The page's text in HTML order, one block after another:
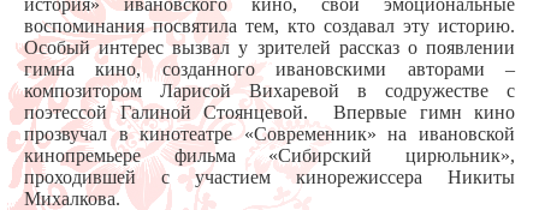
воспоминания посвятила тем, кто создавал эту историю.
Особый интерес вызвал у зрителей рассказ о появлении
гимна кино, созданного ивановскими авторами –
композитором Ларисой Вихаревой в содружестве с
поэтессой Галиной Стоянцевой. Впервые гимн кино
прозвучал в кинотеатре «Современник» на ивановской
кинопремьере фильма «Сибирский цирюльник»,
проходившей с участием кинорежиссера Никиты
Михалкова.